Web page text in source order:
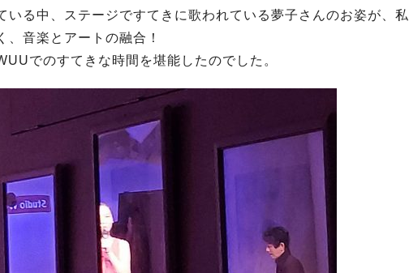
いる中、ステージですてきに歌われている夢子さんのお姿が、
音楽とアートの融合！
でのすてきな時間を堪能したのでした。